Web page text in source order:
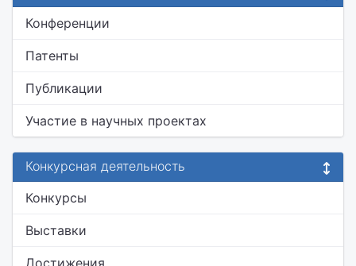
Конференции
Патенты
Публикации
Участие в научных проектах
Конкурсная деятельность
Конкурсы
Выставки
Достижения